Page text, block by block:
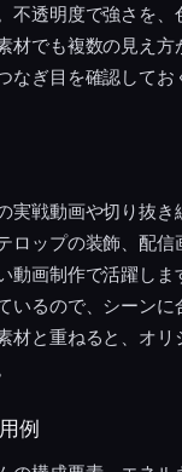
不透明度で強さを、
材でも複数の見え方
なぎ目を確認してお
実戦動画や切り抜き
ロップの装飾、配信
動画制作で活躍しま
いるので、シーンに
材と重ねると、オリ
例